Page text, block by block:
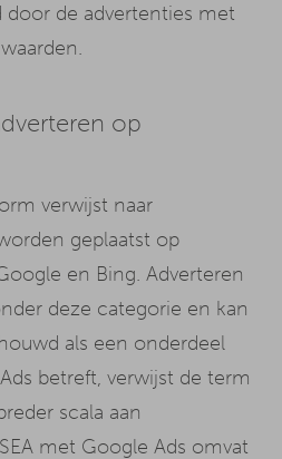
door de advertenties met
op
verwijst naar
geplaatst op
en Bing. Adverteren
deze categorie en kan
als een onderdeel
betreft, verwijst de term
scala aan
met Google Ads omvat